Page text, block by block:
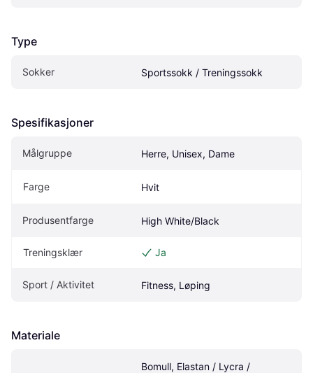
Type
Sokker Sportssokk / Treningssokk
Spesifikasjoner
Målgruppe Herre, Unisex, Dame
Farge Hvit
Produsentfarge High White/Black
Treningsklær Ja
Sport / Aktivitet Fitness, Løping
Materiale
Bomull, Elastan / Lycra /